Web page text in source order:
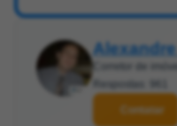
Corretor de
Respostas: 961
Contatar